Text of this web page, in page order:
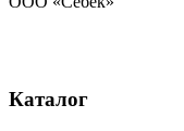
Каталог